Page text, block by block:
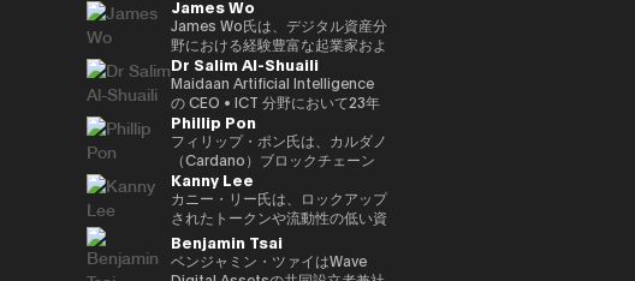
イドやパネルにも登壇していま
す。 さらにWeb3隣接領域では、
マレーシアのネオバンク（買収済
み）およびeウォレットを共同創
業。加えて、複数の新興企業にお
いて、フィンテック、メドテッ
ク、AIベンチャーなどで戦略アド
バイザーとして要職を歴任してい
ます。
ラの融合に焦点を当てており、実
世界資産（RWA）フレームワー
ク、ブロックチェーンを活用した
投資プラットフォーム、そして進
化するWeb3エコシステムへの機
関投資家向け参入経路などを含ん
でいます。 またハムゼは、国際
的なフィンテックおよびWeb3分
野の議論にも積極的に参加し、グ
ローバル資本市場の将来の構造
や、規制された金融システムへの
ブロックチェーン技術の統合につ
いて定期的に見解を発信していま
す。
した。
ン分野における代表的な女性リー
ダーとして、世界各地のイベント
に招待されています。彼女の
Twitterフォロワーは20万人以上
にのぼり、「アジア発のグローバ
ル女性クリプトリーダー」と称さ
れています。 また、ジェンダー
平等の強い提唱者でもあり、
NGO「Women Who Crypto」
を設立しました。
ブな金融サービスを中核とするテ
クノロジープラットフォームへと
進化を進めています。 また、AI
時代に向けた新たな金融プラット
フォーム「Neo Crypto Bank」
の構想を推進しており、暗号資産
トレジャリー管理、レンディング
インフラ、プログラマブル金融ア
プリケーションの統合を目指して
います。 AIエージェントが経済
活動に参加する未来を見据え、ブ
ロックチェーンを基盤とした次世
代金融インフラの構築に取り組ん
でいます。
型ファンド Sigma Capital の
CEOとして、分散型エコシステ
ムへの強いコミットメントのも
と、3年以内に100社以上のブロ
ックチェーン・スタートアップへ
の投資を目標に掲げている。 こ
れまでの投資ポートフォリオに
は、Mysten Labs（Sui）、
Gunzilla、Peaq Network をはじ
め、300を超えるプロジェクトが
含まれており、変革的テクノロジ
ーを見抜く鋭い洞察力を示してい
る。 資金提供にとどまらず、
Budki は World Economic
Forum や Binance Blockchain
Inc.CEO、英国Mitsui Bussan
Commodities Ltd COO、本店
商品市場部長、デジタルアセット
マーケッツ 常勤取締役、三井物
産デジタルコモディティーズ 代
表取締役社長、三井物産コーポレ
ートディベロップメント本部 理
事を経て2023年12月に三井物産
を退社し、現職。グローバルなコ
モディティトレーディングに精
通。
James Wo
James Wo氏は、デジタル資産分
野における経験豊富な起業家およ
び投資家であり、2015年にDFG
を設立し、10億ドル以上の運用
資産を統括しています。
Ledger、Coinlist、Circle、
ChainSafeなどの企業への初期投
資家でもあります。 また、
PolkadotおよびKusama
Networkの初期投資家かつ支援
者としても知られており、資本配
分や寄付、パラチェーンオークシ
ョンへの積極的な支援を通じて、
エコシステムへの多大な貢献を続
Dr Salim Al-Shuaili
Maidaan Artificial Intelligence
の CEO • ICT 分野において23年
以上の経験を有し、ICT（AI・DX
における技術導入）分野の博士号
（PhD）を取得 • グローバル AI
アンバサダー（Global Council
of Responsible AI／米国） • 国
際グローバル ICT 連盟
（IFCGICT／国連・米国）プロ
フェッショナル会員 • ITU 認定 AI
監査人（Certified AI Auditor） •
Phillip Pon
フィリップ・ポン氏は、カルダノ
（Cardano）ブロックチェーン
の共同創設組織の一つである
EMURGO のCEOです。
EMURGOは、ブロックチェーン
技術および資産のトークン化の商
業的普及を推進しています。
CEOとして、フィリップ氏は
Kanny Lee
カニー・リー氏は、ロックアップ
されたトークンや流動性の低い資
産の二次取引を可能にする分散型
マーケットプレイス
SecondSwap の創設者兼CEOで
Benjamin Tsai
ベンジャミン・ツァイはWave